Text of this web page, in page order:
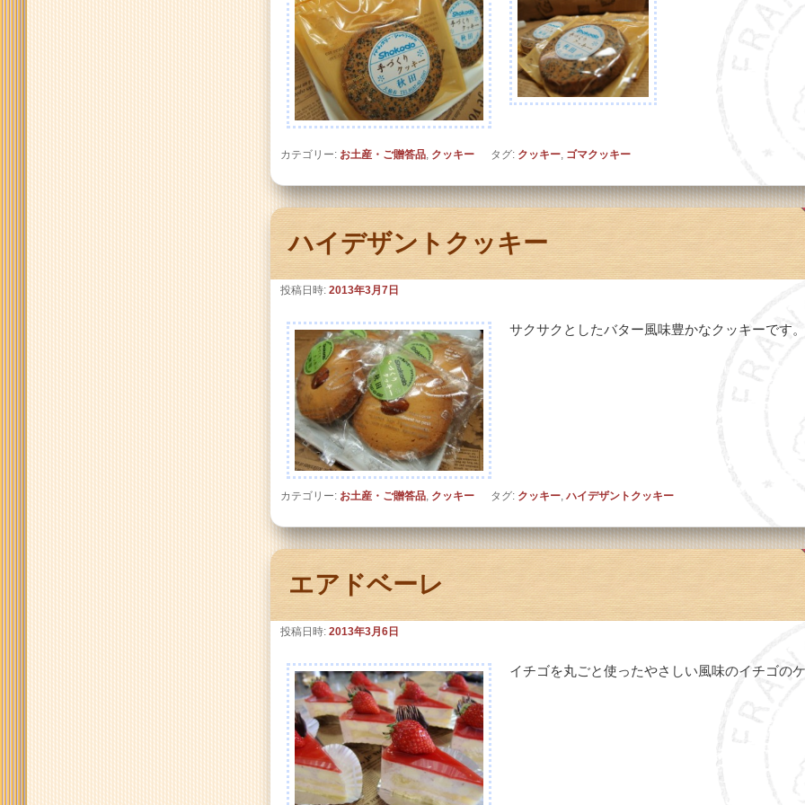
カテゴリー: お土産・ご贈答品, クッキー タグ: クッキー, ゴマクッキー
ハイデザントクッキー
投稿日時: 2013年3月7日
サクサクとしたバター風味豊かなクッキーです
カテゴリー: お土産・ご贈答品, クッキー タグ: クッキー, ハイデザントクッキー
エアドベーレ
投稿日時: 2013年3月6日
イチゴを丸ごと使ったやさしい風味のイチゴの